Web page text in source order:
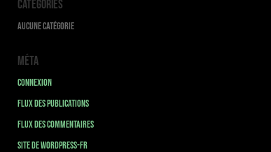
Catégories
Aucune catégorie
Méta
Connexion
Flux des publications
Flux des commentaires
Site de WordPress-FR